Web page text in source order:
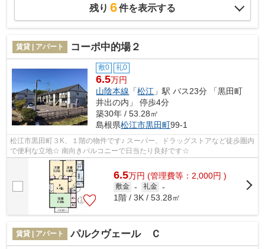
残り 6件を表示する
賃貸 | アパート コーポ中的場２
敷0 礼0
6.5万円
山陰本線 「松江 」駅 バス23分 「黒田町
井出の内」 停歩4分
築30年 / 53.28㎡
島根県松江市黒田町99-1
松江市黒田町３K、１階の物件です♪ スーパー、ドラッグストアなど徒歩圏内
で便利な立地☆ 南向きバルコニーで日当たり良好です☆
6.5万円 (管理費等：2,000円 )
敷金 - 礼金 -
1階 / 3K / 53.28㎡
賃貸 | アパート パルクヴェール Ｃ